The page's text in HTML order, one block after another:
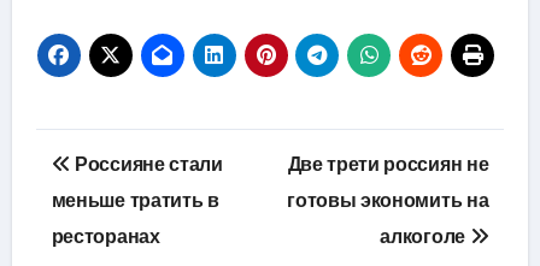
Навигация
по
записям
Россияне стали
меньше тратить в
ресторанах
Две трети россиян не
готовы экономить на
алкоголе